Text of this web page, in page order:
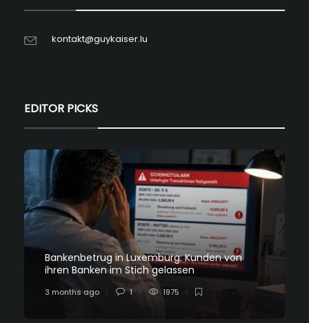
kontakt@guykaiser.lu
EDITOR PICKS
Bankenbetrug in Luxemburg: Kunden von
ihren Banken im Stich gelassen
3 months ago 1 1975